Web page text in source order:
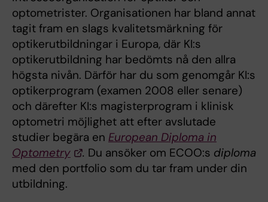
optometrister. Organisationen har bland annat
tagit fram en slags kvalitetsmärkning för
optikerutbildningar i Europa, där KI:s
optikerutbildning har bedömts nå den allra
högsta nivån. Därför har du som genomgår KI:s
optikerprogram (examen 2008 eller senare)
och därefter KI:s magisterprogram i klinisk
optometri möjlighet att efter avslutade
studier begära en European Diploma in
Optometry
. Du ansöker om ECOO:s diploma
med den portfolio som du tar fram under din
utbildning.